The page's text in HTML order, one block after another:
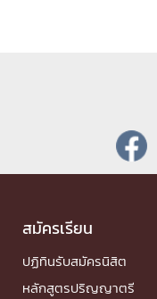
สมัครเรียน
ปฏิทินรับสมัครนิสิต
หลักสูตรปริญญาตรี